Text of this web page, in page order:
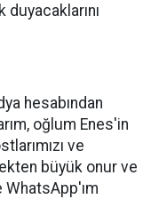
hesabından
oğlum Enes'in
ve
büyük onur ve